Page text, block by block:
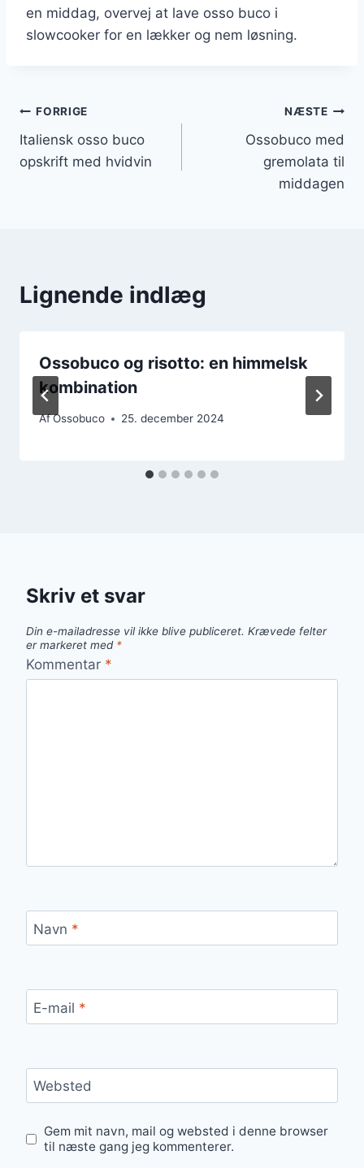
en middag, overvej at lave osso buco i
slowcooker for en lækker og nem løsning.
Indlægsnavigation
FORRIGE
Italiensk osso buco
opskrift med hvidvin
NÆSTE
Ossobuco med
gremolata til
middagen
Lignende indlæg
Ossobuco og risotto: en himmelsk
kombination
AfOssobuco 25. december 2024
Skriv et svar
Din e-mailadresse vil ikke blive publiceret. Krævede felter
er markeret med *
Kommentar *
Navn *
E-mail *
Websted
Gem mit navn, mail og websted i denne browser
til næste gang jeg kommenterer.